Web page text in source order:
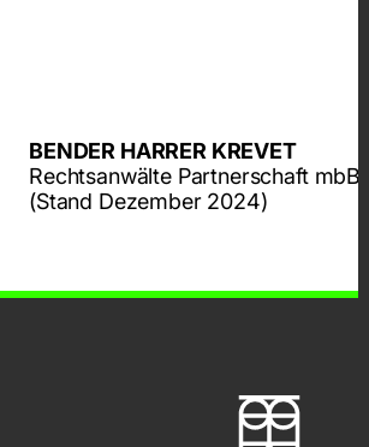
BENDER HARRER KREVET
Rechtsanwälte Partnerschaft mbB
(Stand Dezember 2024)